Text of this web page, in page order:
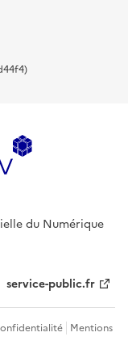
du Numérique
service-public.fr
Mentions